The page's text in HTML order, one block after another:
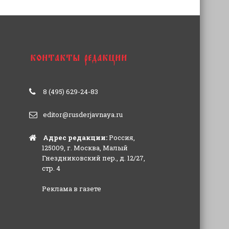
8 (495) 629-24-83
editor@rusderjavnaya.ru
Адрес редакции:Россия,
125009, г. Москва, Малый
Гнездниковский пер., д. 12/27,
стр. 4
Реклама в газете